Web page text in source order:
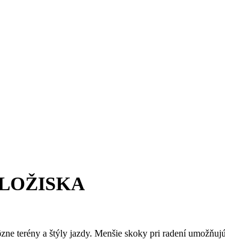
terény a štýly jazdy. Menšie skoky pri radení